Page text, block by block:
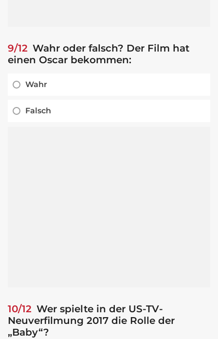
9/12 Wahr oder falsch? Der Film hat
einen Oscar bekommen:
Wahr
Falsch
10/12 Wer spielte in der US-TV-
Neuverfilmung 2017 die Rolle der
„Baby“?